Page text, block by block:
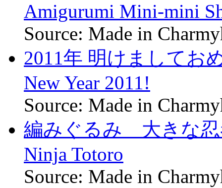
Amigurumi Mini-mini
Source: Made in
2011年 明けましてお
New Year 2011!
Source: Made in
編みぐるみ 大きな
Ninja Totoro
Source: Made in